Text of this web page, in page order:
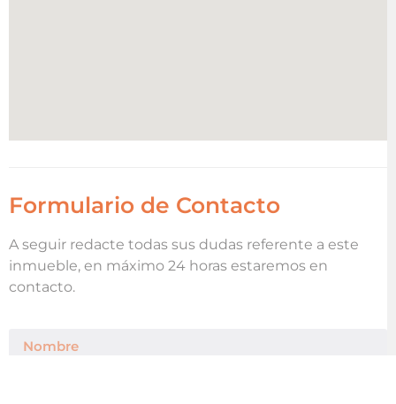
Formulario de Contacto
A seguir redacte todas sus dudas referente a este
inmueble, en máximo 24 horas estaremos en
contacto.